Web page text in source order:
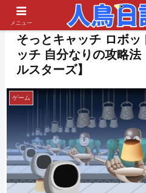
そっとキャッチ ロボッ
ッチ 自分なりの攻略法
ルスターズ】
ゲーム
メニュー